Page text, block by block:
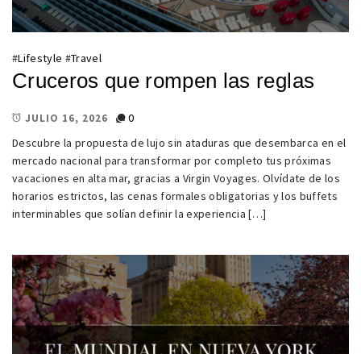
#Lifestyle #Travel
Cruceros que rompen las reglas
JULIO 16, 2026
0
Descubre la propuesta de lujo sin ataduras que desembarca en el
mercado nacional para transformar por completo tus próximas
vacaciones en alta mar, gracias a Virgin Voyages. Olvídate de los
horarios estrictos, las cenas formales obligatorias y los buffets
interminables que solían definir la experiencia […]